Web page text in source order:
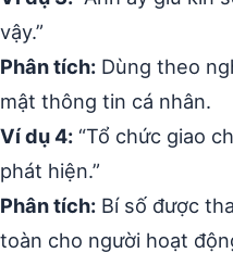
vậy.”
Phân tích: Dùng theo
mật thông tin cá nhân.
Ví dụ 4: “Tổ chức giao
phát hiện.”
Phân tích: Bí số được
toàn cho người hoạt